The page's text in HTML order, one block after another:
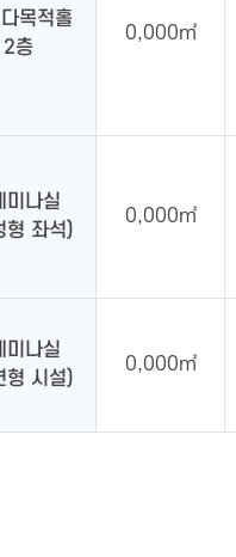
목적홀
2층
0,000㎡
미나실
형 좌석)
0,000㎡
미나실
형 시설)
0,000㎡